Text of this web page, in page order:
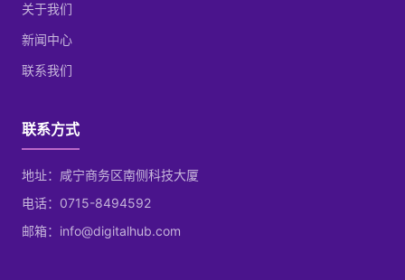
关于我们
新闻中心
联系我们
联系方式
地址：咸宁商务区南侧科技大厦
电话：0715-8494592
邮箱：info@digitalhub.com